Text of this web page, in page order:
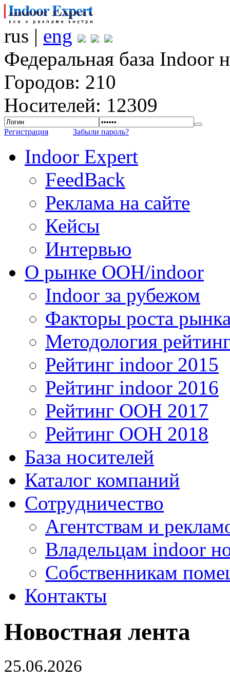
rus | eng
Федеральная база Indoor
Городов: 210
Носителей: 12309
Регистрация Забыли пароль?
Indoor Expert
FeedBack
Реклама на сайте
Кейсы
Интервью
О рынке OOH/indoor
Indoor за рубежом
Факторы роста
Методология
Рейтинг indoor 2015
Рейтинг indoor 2016
Рейтинг OOH 2017
Рейтинг OOH 2018
База носителей
Каталог компаний
Сотрудничество
Агентствам и
Владельцам indoor
Собственникам
Контакты
Новостная лента
25.06.2026